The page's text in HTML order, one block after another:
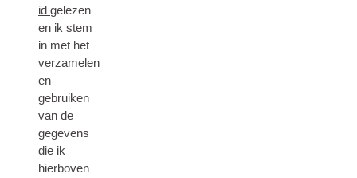
id gelezen
en ik stem
in met het
verzamelen
en
gebruiken
van de
gegevens
die ik
hierboven